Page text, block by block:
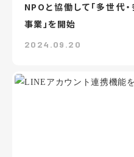
NPOと協働して「多世代
事業」を開始
2024.09.20